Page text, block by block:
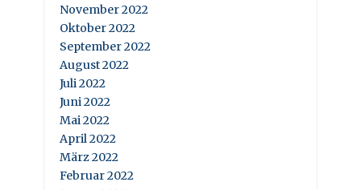
November 2022
Oktober 2022
September 2022
August 2022
Juli 2022
Juni 2022
Mai 2022
April 2022
März 2022
Februar 2022